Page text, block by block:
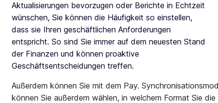
Aktualisierungen bevorzugen oder Berichte in Echtzeit
wünschen, Sie können die Häufigkeit so einstellen,
dass sie Ihren geschäftlichen Anforderungen
entspricht. So sind Sie immer auf dem neuesten Stand
der Finanzen und können proaktive
Geschäftsentscheidungen treffen.
Außerdem können Sie mit dem Pay.
können Sie außerdem wählen, in welchem Format Sie die